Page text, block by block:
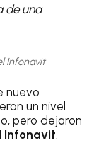
de una
Infonavit
nuevo
un nivel
pero dejaron
Infonavit.